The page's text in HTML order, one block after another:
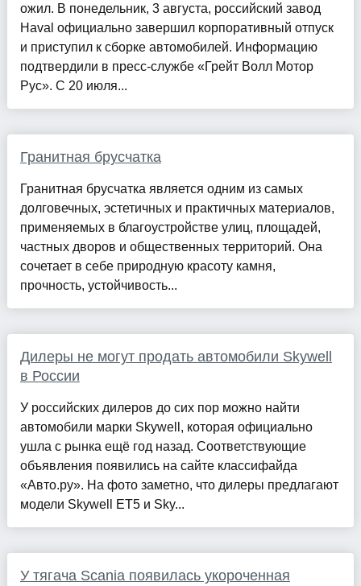
ожил. В понедельник, 3 августа, российский завод
Haval официально завершил корпоративный отпуск
и приступил к сборке автомобилей. Информацию
подтвердили в пресс-службе «Грейт Волл Мотор
Рус». С 20 июля...
Гранитная брусчатка
Гранитная брусчатка является одним из самых
долговечных, эстетичных и практичных материалов,
применяемых в благоустройстве улиц, площадей,
частных дворов и общественных территорий. Она
сочетает в себе природную красоту камня,
прочность, устойчивость...
Дилеры не могут продать автомобили Skywell
в России
У российских дилеров до сих пор можно найти
автомобили марки Skywell, которая официально
ушла с рынка ещё год назад. Соответствующие
объявления появились на сайте классифайда
«Авто.ру». На фото заметно, что дилеры предлагают
модели Skywell ET5 и Sky...
У тягача Scania появилась укороченная